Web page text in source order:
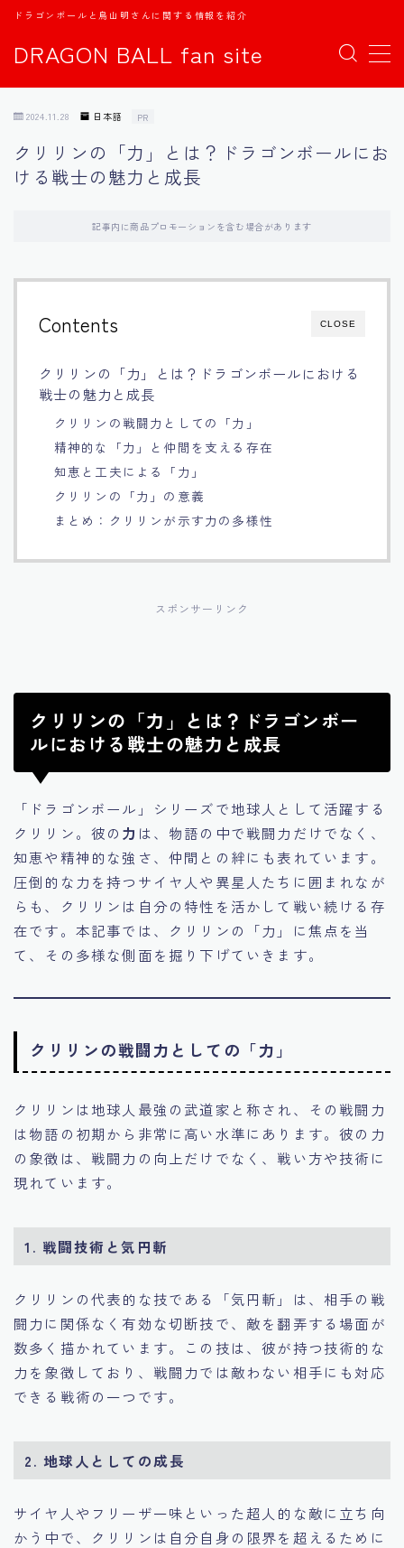
DRAGON BALL fan site
ドラゴンボールと鳥山明さんに関する情報を紹介
MENU
日本語
中文
Español
اللغة العربية
Français
Bahasa Indonesia
Português
2024.11.28 日本語 PR
クリリンの「力」とは？ドラゴンボールにお
ける戦士の魅力と成長
記事内に商品プロモーションを含む場合があります
CLOSE
Contents
クリリンの「力」とは？ドラゴンボールにおける
戦士の魅力と成長
クリリンの戦闘力としての「力」
精神的な「力」と仲間を支える存在
知恵と工夫による「力」
クリリンの「力」の意義
まとめ：クリリンが示す力の多様性
スポンサーリンク
クリリンの「力」とは？ドラゴンボー
ルにおける戦士の魅力と成長
「ドラゴンボール」シリーズで地球人として活躍する
クリリン。彼の 力 は、物語の中で戦闘力だけでなく、
知恵や精神的な強さ、仲間との絆にも表れています。
圧倒的な力を持つサイヤ人や異星人たちに囲まれなが
らも、クリリンは自分の特性を活かして戦い続ける存
在です。本記事では、クリリンの「力」に焦点を当
て、その多様な側面を掘り下げていきます。
クリリンの戦闘力としての「力」
クリリンは地球人最強の武道家と称され、その戦闘力
は物語の初期から非常に高い水準にあります。彼の力
の象徴は、戦闘力の向上だけでなく、戦い方や技術に
現れています。
1. 戦闘技術と気円斬
クリリンの代表的な技である「気円斬」は、相手の戦
闘力に関係なく有効な切断技で、敵を翻弄する場面が
数多く描かれています。この技は、彼が持つ技術的な
力を象徴しており、戦闘力では敵わない相手にも対応
できる戦術の一つです。
2. 地球人としての成長
サイヤ人やフリーザ一味といった超人的な敵に立ち向
かう中で、クリリンは自分自身の限界を超えるために